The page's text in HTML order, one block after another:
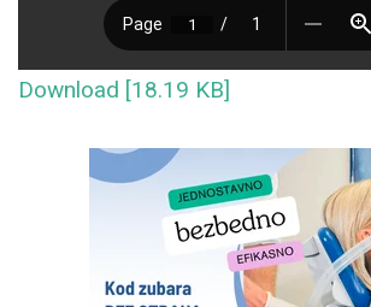
Download [18.19 KB]